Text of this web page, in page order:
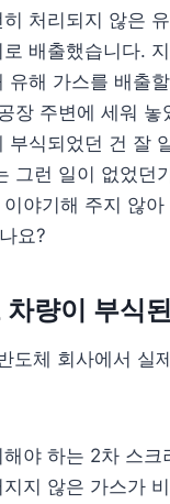
처리되지 않은
배출했습니다.
유해 가스를 배출
장 주변에 세워 놓
부식되었던 건 잘
그런 일이 없었던
야기해 주지 않
요?
차량이 부식
도체 회사에서 실
야 하는 2차 스크
지 않은 가스가